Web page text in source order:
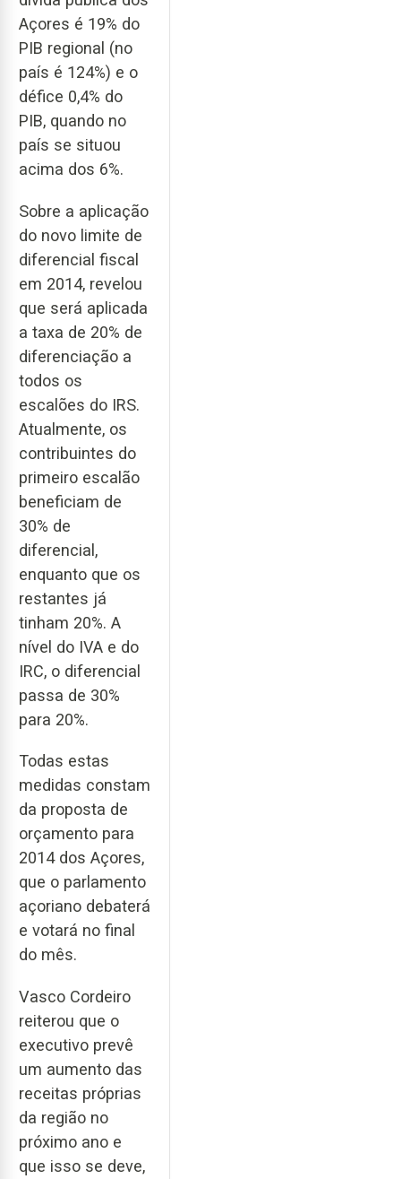
Açores é 19% do
PIB regional (no
país é 124%) e o
défice 0,4% do
PIB, quando no
país se situou
acima dos 6%.
Sobre a aplicação
do novo limite de
diferencial fiscal
em 2014, revelou
que será aplicada
a taxa de 20% de
diferenciação a
todos os
escalões do IRS.
Atualmente, os
contribuintes do
primeiro escalão
beneficiam de
30% de
diferencial,
enquanto que os
restantes já
tinham 20%. A
nível do IVA e do
IRC, o diferencial
passa de 30%
para 20%.
Todas estas
medidas constam
da proposta de
orçamento para
2014 dos Açores,
que o parlamento
açoriano debaterá
e votará no final
do mês.
Vasco Cordeiro
reiterou que o
executivo prevê
um aumento das
receitas próprias
da região no
próximo ano e
que isso se deve,